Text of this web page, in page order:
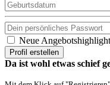
Neue
Profil erstellen
Da ist wohl etwas schief